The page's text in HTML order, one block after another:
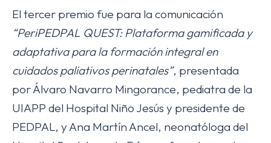
El tercer premio fue para la comunicación
“PeriPEDPAL QUEST: Plataforma gamificada y
adaptativa para la formación integral en
cuidados paliativos perinatales”, presentada
por Álvaro Navarro Mingorance, pediatra de la
UIAPP del Hospital Niño Jesús y presidente de
PEDPAL, y Ana Martín Ancel, neonatóloga del